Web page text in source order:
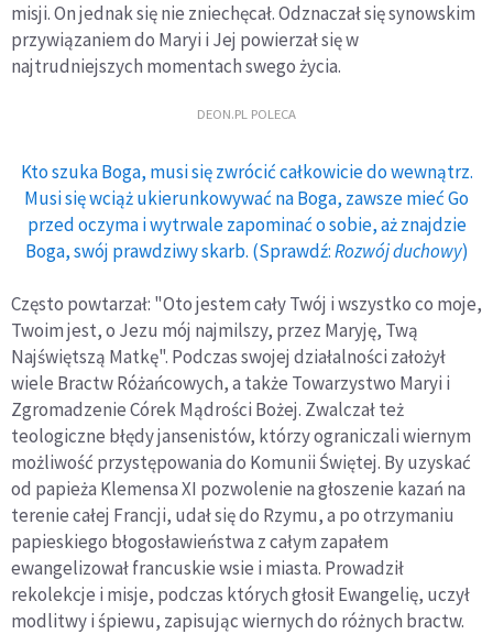
misji. On jednak się nie zniechęcał. Odznaczał się synowskim
przywiązaniem do Maryi i Jej powierzał się w
najtrudniejszych momentach swego życia.
DEON.PL POLECA
Kto szuka Boga, musi się zwrócić całkowicie do wewnątrz.
Musi się wciąż ukierunkowywać na Boga, zawsze mieć Go
przed oczyma i wytrwale zapominać o sobie, aż znajdzie
Boga, swój prawdziwy skarb. (Sprawdź:Rozwój duchowy)
Często powtarzał: "Oto jestem cały Twój i wszystko co moje,
Twoim jest, o Jezu mój najmilszy, przez Maryję, Twą
Najświętszą Matkę". Podczas swojej działalności założył
wiele Bractw Różańcowych, a także Towarzystwo Maryi i
Zgromadzenie Córek Mądrości Bożej. Zwalczał też
teologiczne błędy jansenistów, którzy ograniczali wiernym
możliwość przystępowania do Komunii Świętej. By uzyskać
od papieża Klemensa XI pozwolenie na głoszenie kazań na
terenie całej Francji, udał się do Rzymu, a po otrzymaniu
papieskiego błogosławieństwa z całym zapałem
ewangelizował francuskie wsie i miasta. Prowadził
rekolekcje i misje, podczas których głosił Ewangelię, uczył
modlitwy i śpiewu, zapisując wiernych do różnych bractw.